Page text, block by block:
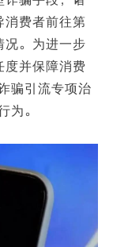
费者前往第
况。为进一步
度并保障消费
骗引流专项治
为。